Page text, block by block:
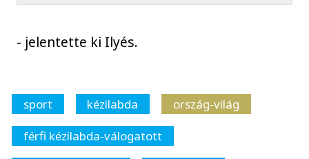
- jelentette ki Ilyés.
sport kézilabda
ország-világ
férfi kézilabda-válogatott